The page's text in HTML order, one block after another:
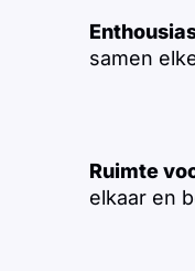
samen
Ruimte
elkaar en